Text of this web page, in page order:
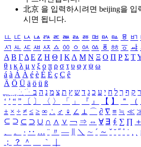
北京 을 입력하시려면 beijing을 입
시면 됩니다.
ㅥ ㅦ ㅧ ㅨ ㅩ ㅪ ㅫ ㅬ ㅭ ㅮ ㅯ ㅰ ㅱ ㅲ
ㅺ ㅻ ㅼ ㅽ ㅾ ㅿ ㆀ ㆁ ㆂ ㆃ ㆄ ㆅ ㆆ ㆇ
Α Β ΓΔ Ε Ζ Η Θ Ι ΚΛ Μ Ν Ξ Ο Π Ρ Σ Τ
θ ι κ λ μ ν ξ ο π ρ σ τ υ φ χ ψ ω
á à Á À é è É È ç Ç ê
Ä Ö Ü ä ö ü ß
ִֶֹ ֻּ ׁׂ ר ק ף ך ל ח י ע כ ג ד ש ץ ת צ מ נ ה ב
‘ ’ “ ” 〔 〕 〈 〉 「 」 『 』 【 】 ＂ （
± × ÷ ≠ ≤ ≥ ∞ ∴ ♂ ♀ ∠ ⊥ ⌒ ∂ ∇ ≡ ≒ ≪
⊆ ⊇ ⊂ ⊃ ∪ ∩ ∧ ∨ ￢ ⇒ ⇔ ∀ ∃ ∮ ∑ ∏ ＋
、
。 · ‥ … ¨ 〃 ― ＼ ∼ ´ ～ ˇ ˘ ˝ ˚ ˙ ¸
；
？ ＾ ｀